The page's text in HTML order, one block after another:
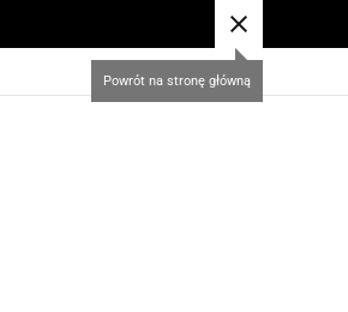
Powrót na stronę główną